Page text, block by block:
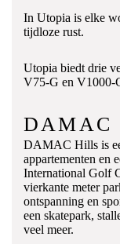
In Utopia is elke
tijdloze rust.
Utopia biedt drie
V75-G en V1000-
DAMAC
DAMAC Hills is
appartementen en
International Golf
vierkante meter
ontspanning en
een skatepark,
veel meer.